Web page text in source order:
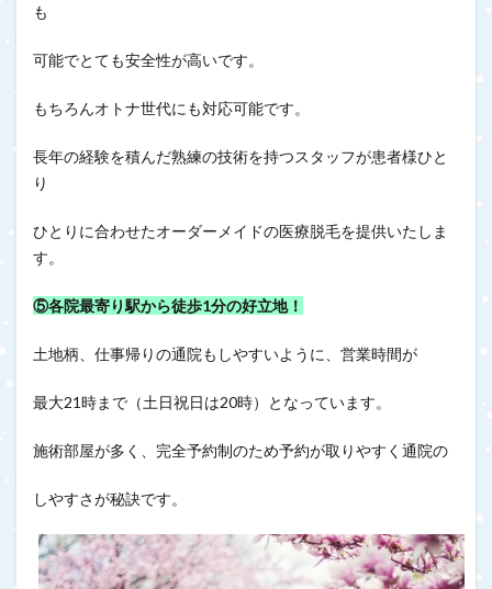
も
可能でとても安全性が高いです。
もちろんオトナ世代にも対応可能です。
長年の経験を積んだ熟練の技術を持つスタッフが患者様ひと
り
ひとりに合わせたオーダーメイドの医療脱毛を提供いたしま
す。
⑤各院最寄り駅から徒歩1分の好立地！
土地柄、仕事帰りの通院もしやすいように、営業時間が
最大21時まで（土日祝日は20時）となっています。
施術部屋が多く、完全予約制のため予約が取りやすく通院の
しやすさが秘訣です。